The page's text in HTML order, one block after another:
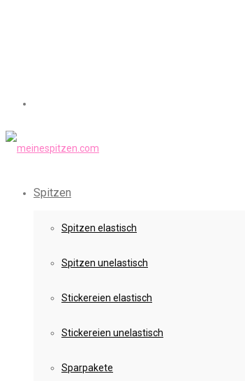
Spitzen
Spitzen elastisch
Spitzen unelastisch
Stickereien elastisch
Stickereien unelastisch
Sparpakete